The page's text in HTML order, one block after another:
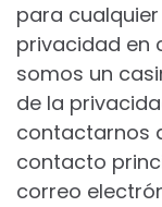
para
privacidad en
somos un
de la
contactarnos
contacto
correo